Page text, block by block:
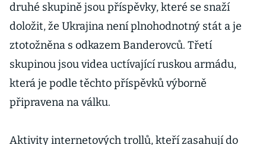
druhé skupině jsou příspěvky, které se snaží
doložit, že Ukrajina není plnohodnotný stát a je
ztotožněna s odkazem Banderovců. Třetí
skupinou jsou videa uctívající ruskou armádu,
která je podle těchto příspěvků výborně
připravena na válku.
Aktivity internetových trollů, kteří zasahují do